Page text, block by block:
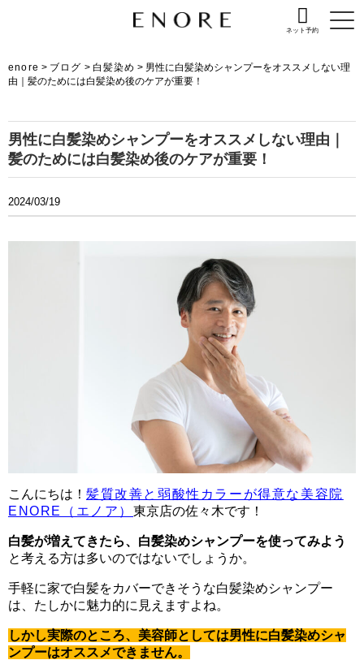
ネット予約
enore > ブログ > 白髪染め > 男性に白髪染めシャンプーをオススメしない理
由｜髪のためには白髪染め後のケアが重要！
男性に白髪染めシャンプーをオススメしない理由｜
髪のためには白髪染め後のケアが重要！
2024/03/19
こんにちは！ 髪質改善と弱酸性カラーが得意な美容院
ENORE（エノア） 東京店の佐々木です！
白髪が増えてきたら、白髪染めシャンプーを使ってみよう
と考える方は多いのではないでしょうか。
手軽に家で白髪をカバーできそうな白髪染めシャンプー
は、たしかに魅力的に見えますよね。
しかし実際のところ、美容師としては男性に白髪染めシャ
ンプーはオススメできません。